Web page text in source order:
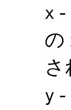
x -
の
y -